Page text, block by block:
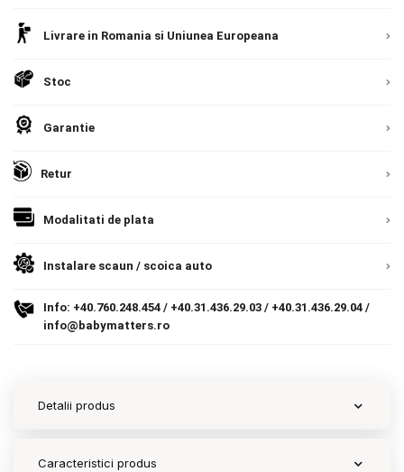
Contact
Livrare in Romania si Uniunea Europeana
Stoc
Garantie
Retur
Modalitati de plata
Instalare scaun / scoica auto
Info: +40.760.248.454 / +40.31.436.29.03 / +40.31.436.29.04 /
info@babymatters.ro
Detalii produs
Caracteristici produs